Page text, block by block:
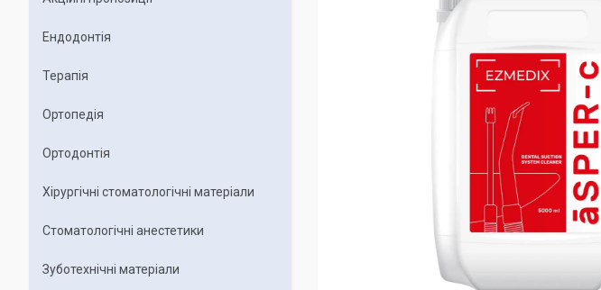
Ендодонтія
Терапія
Ортопедія
Ортодонтія
Хірургічні стоматологічні матеріали
Стоматологічні анестетики
Зуботехнічні матеріали